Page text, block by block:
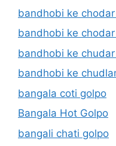
bandhobi ke
bandhobi ke
bandhobi ke
bandhobi ke
bangala coti golpo
Bangala Hot Golpo
bangali chati golpo